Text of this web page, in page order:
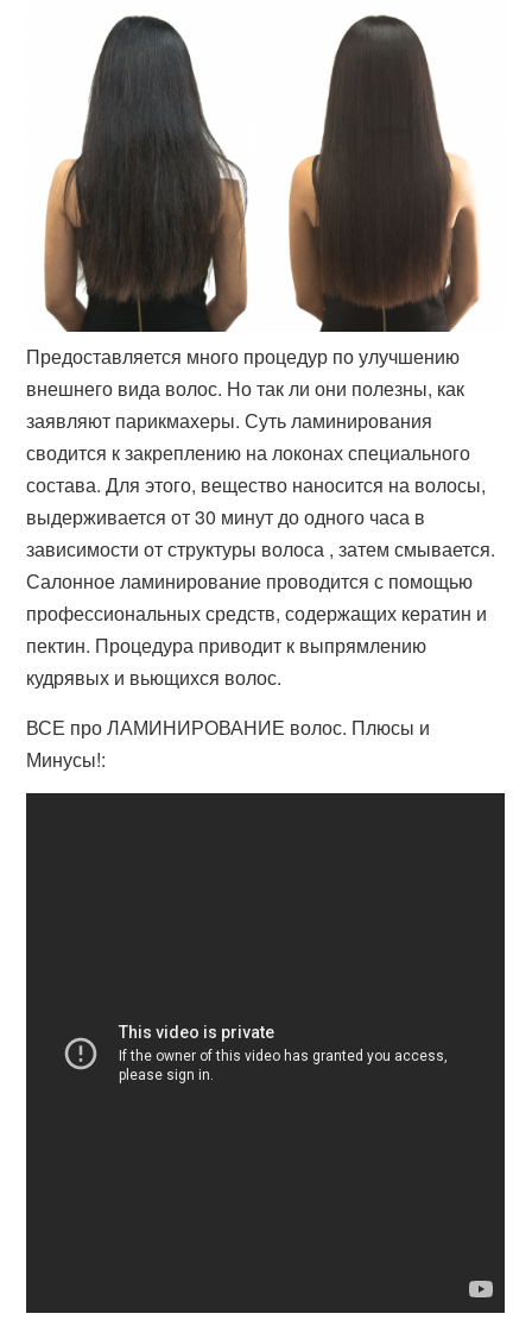
Предоставляется много процедур по улучшению
внешнего вида волос. Но так ли они полезны, как
заявляют парикмахеры. Суть ламинирования
сводится к закреплению на локонах специального
состава. Для этого, вещество наносится на волосы,
выдерживается от 30 минут до одного часа в
зависимости от структуры волоса , затем смывается.
Салонное ламинирование проводится с помощью
профессиональных средств, содержащих кератин и
пектин. Процедура приводит к выпрямлению
кудрявых и вьющихся волос.
ВСЕ про ЛАМИНИРОВАНИЕ волос. Плюсы и
Минусы!: